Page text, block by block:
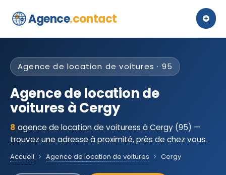
Agence.contact
Agence de location de voitures · 95
Agence de location de
voitures à Cergy
8 agence de location de voituress à Cergy (95) —
trouvez une adresse à proximité, près de chez vous.
Accueil Agence de location de voitures Cergy